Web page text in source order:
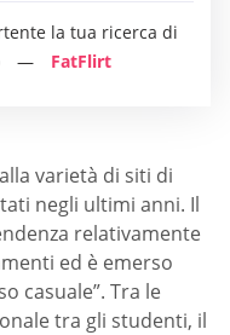
la tua ricerca di
FatFlirt
varietà di siti di
negli ultimi anni. Il
relativamente
ed è emerso
casuale”. Tra le
tra gli studenti, il